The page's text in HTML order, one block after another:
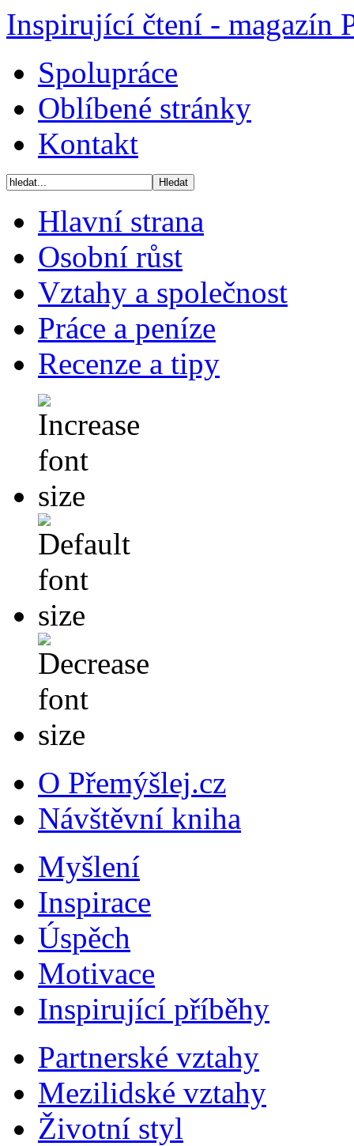
Inspirující čtení - magazín
Spolupráce
Oblíbené stránky
Kontakt
Hlavní strana
Osobní růst
Vztahy a společnost
Práce a peníze
Recenze a tipy
O Přemýšlej.cz
Návštěvní kniha
Myšlení
Inspirace
Úspěch
Motivace
Inspirující příběhy
Partnerské vztahy
Mezilidské vztahy
Životní styl